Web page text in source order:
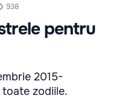
938
pentru
2015-
zodiile.